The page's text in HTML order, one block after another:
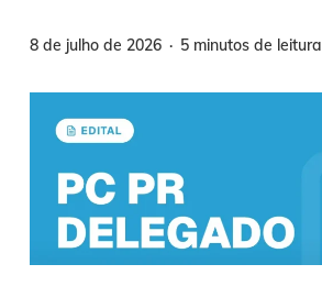
8 de julho de 2026 5 minutos de leitura